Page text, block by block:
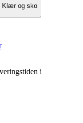
Klær og sko
i